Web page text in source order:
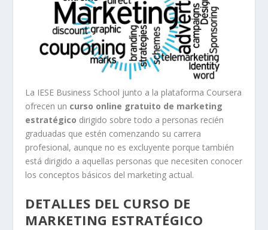
La IESE Business School junto a la plataforma Coursera
ofrecen un curso online gratuito de marketing
estratégico dirigido sobre todo a personas recién
graduadas que estén comenzando su carrera
profesional, aunque no es excluyente porque también
está dirigido a aquellas personas que necesiten conocer
los conceptos básicos del marketing actual.
DETALLES DEL CURSO DE
MARKETING ESTRATÉGICO